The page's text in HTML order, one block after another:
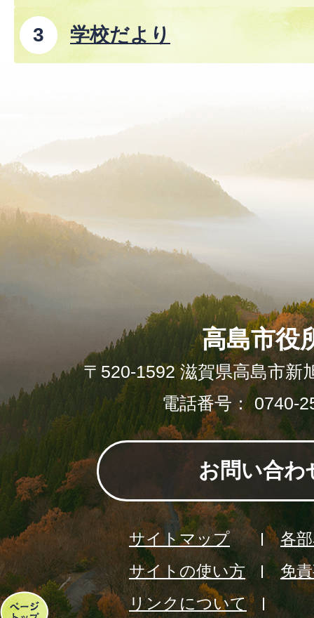
学校だより
ペ
高島市役
〒520-1592 滋賀県高島市新
電話番号： 0740-
お問い合わ
サイトマップ
各
サイトの使い方
免
リンクについて